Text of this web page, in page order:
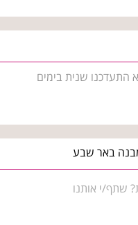
התעדכנו שנית בימים
באר שבע
שתף/י אותנו